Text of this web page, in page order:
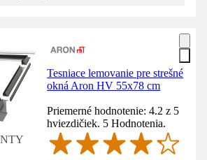
Tesniace lemovanie pre strešné
okná Aron HV 55x78 cm
Priemerné hodnotenie: 4.2 z 5
hviezdičiek. 5 Hodnotenia.